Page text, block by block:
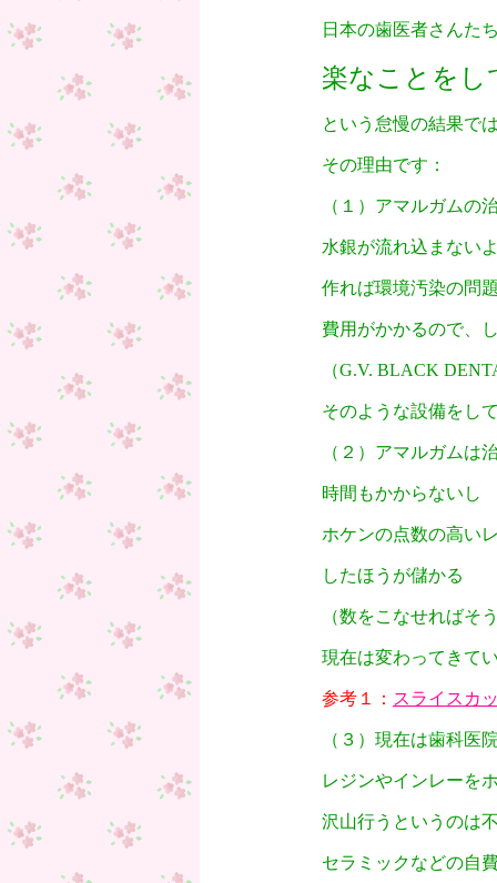
日本の歯医者さんた
楽なことをし
という怠慢の結果で
その理由です：
（１）アマルガムの
水銀が流れ込まない
作れば環境汚染の問
費用がかかるので、
（G.V. BLACK
そのような設備をし
（２）アマルガムは
時間もかからないし
ホケンの点数の高い
したほうが儲かる
（数をこなせればそ
現在は変わってきて
参考１： スライスカ
（３）現在は歯科医
レジンやインレーを
沢山行うというのは
セラミックなどの自